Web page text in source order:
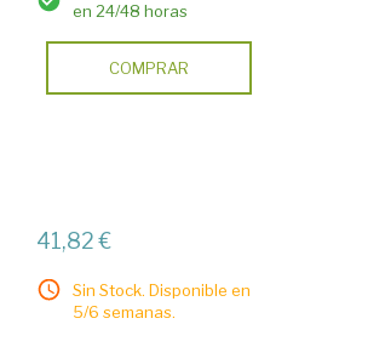
en 24/48 horas
COMPRAR
41,82 €
Sin Stock. Disponible en
5/6 semanas.